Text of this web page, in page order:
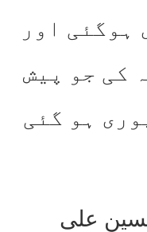
ہوگئی اور
کی جو پیش
ہو گئی
علی